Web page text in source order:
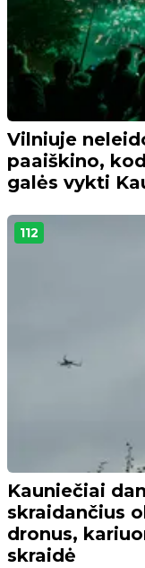
Vilniuje
paaiškino,
galės vykti
112
Kauniečiai
skraidančius
dronus,
skraidė